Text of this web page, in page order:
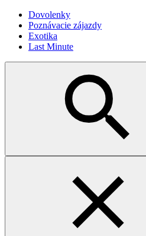
Dovolenky
Poznávacie zájazdy
Exotika
Last Minute